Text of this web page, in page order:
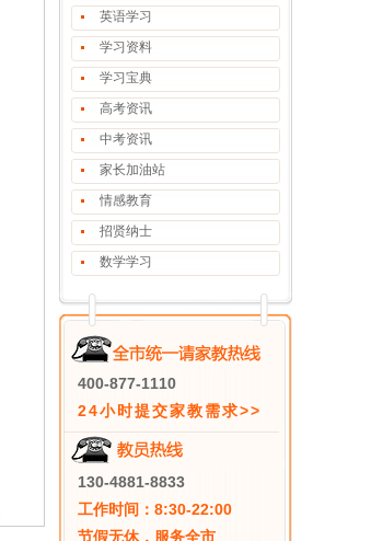
英语学习
学习资料
学习宝典
高考资讯
中考资讯
家长加油站
情感教育
招贤纳士
数学学习
400-877-1110
24小时提交家教需求>>
130-4881-8833
工作时间：8:30-22:00
节假无休，服务全市